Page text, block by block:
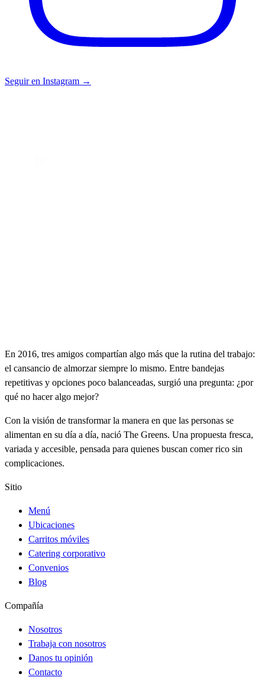
Seguir en Instagram →
En 2016, tres amigos compartían algo más que la rutina del trabajo:
el cansancio de almorzar siempre lo mismo. Entre bandejas
repetitivas y opciones poco balanceadas, surgió una pregunta: ¿por
qué no hacer algo mejor?
Con la visión de transformar la manera en que las personas se
alimentan en su día a día, nació The Greens. Una propuesta fresca,
variada y accesible, pensada para quienes buscan comer rico sin
complicaciones.
Sitio
Menú
Ubicaciones
Carritos móviles
Catering corporativo
Convenios
Blog
Compañía
Nosotros
Trabaja con nosotros
Danos tu opinión
Contacto